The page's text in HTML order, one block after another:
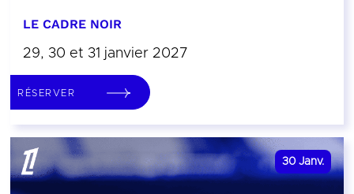
LE CADRE NOIR
29, 30 et 31 janvier 2027
RÉSERVER
30 Janv.